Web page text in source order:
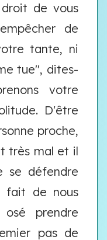
de vous
de
tante, ni
tue", dites-
votre
D'être
proche,
très mal et il
se défendre
fait de nous
prendre
pas de